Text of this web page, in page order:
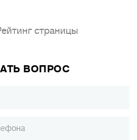
страницы
ВОПРОС